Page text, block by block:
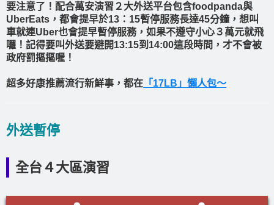
要注意了！配合萬安演習２大外送平台包含foodpanda與
UberEats，都會提早於13：15暫停服務長達45分鐘，想叫
車就連Uber也會提早暫停服務，如果不遵守小心３萬元就飛
囉！記得要叫外送要避開13:15到14:00這段時間，才不會被
政府罰摳摳喔！
超多好康推薦流行新鮮事，都在 「17LB」懶人包～
外送暫停
全台４大區演習